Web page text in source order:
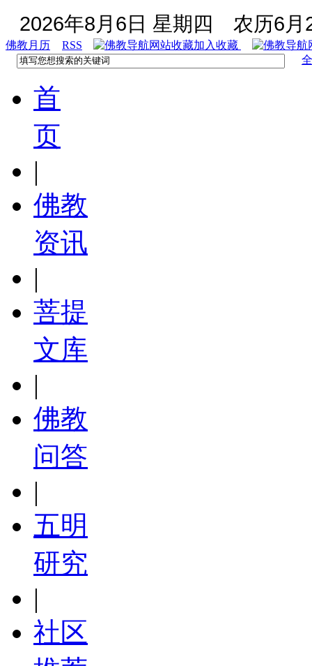
2026年8月6日 星期四 农历6月
佛教月历 RSS
加入收藏
首
页
|
佛教
资讯
|
菩提
文库
|
佛教
问答
|
五明
研究
|
社区